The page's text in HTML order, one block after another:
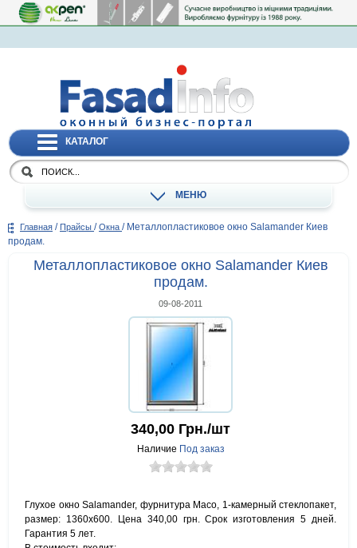
КАТАЛОГ
МЕНЮ
Главная / Прайсы / Окна / Металлопластиковое окно Salamander Киев
продам.
Металлопластиковое окно Salamander Киев
продам.
09-08-2011
340,00 Грн./шт
Наличие Под заказ
Глухое окно Salamander, фурнитура Maco, 1-камерный стеклопакет,
размер: 1360х600. Цена 340,00 грн. Срок изготовления 5 дней.
Гарантия 5 лет.